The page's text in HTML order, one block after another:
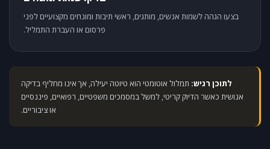
בצעו הגהה לשמות אנשים, מותגים, ראשי תיבות ומונחים מקצועיים לפני
פרסום או העברת התמליל.
לתוכן רגיש: תמלול אוטומטי הוא טיוטה יעילה, אך אינו מחליף בדיקה
אנושית כאשר הדיוק קריטי, למשל במסמכים משפטיים, רפואיים, פיננסיים
או ציבוריים.